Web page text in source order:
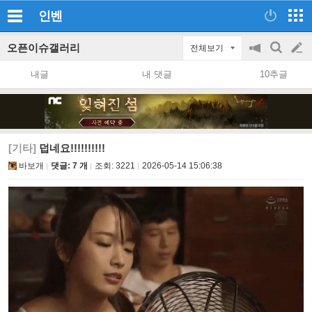
인벤
오픈이슈갤러리 전체보기
공
지
on/off
검
색
글
쓰
내글 내 댓글 10추글
[기타] 덥네요!!!!!!!!!!
바보개 댓글: 7 개 조회: 3221 2026-05-14 15:06:38